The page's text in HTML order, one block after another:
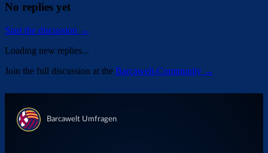
No replies yet
Start the discussion →
Loading new replies...
Join the full discussion at the Barçawelt-Community →